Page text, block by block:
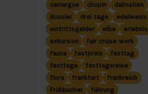
camargue
chopin
dalmatien
dossier
drei tage
edelweiss
eintrittsgelder
elbe
erlebnis
exkursion
fair cruise work
fauna
festpreis
festtag
festtage
festtagsreise
flora
frankfurt
frankreich
Frühbucher
führung